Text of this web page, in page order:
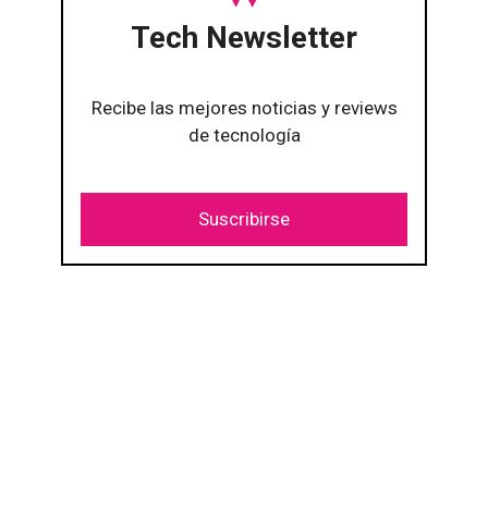
Tech Newsletter
Recibe las mejores noticias y reviews
de tecnología
Suscribirse